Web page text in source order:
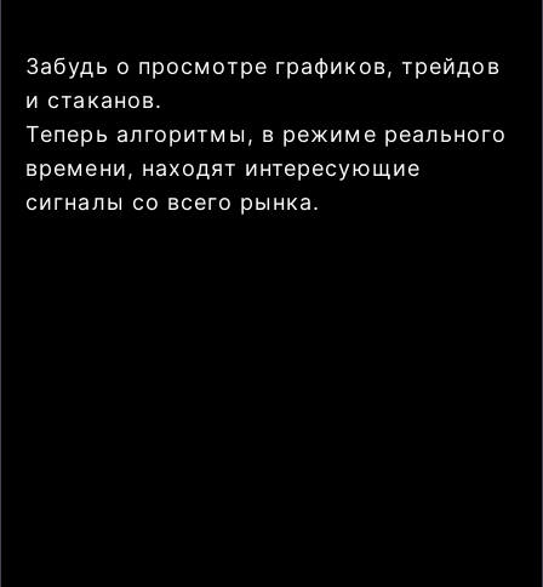
Забудь о просмотре графиков, трейдов
и стаканов.
Теперь алгоритмы, в режиме реального
времени, находят интересующие
сигналы со всего рынка.